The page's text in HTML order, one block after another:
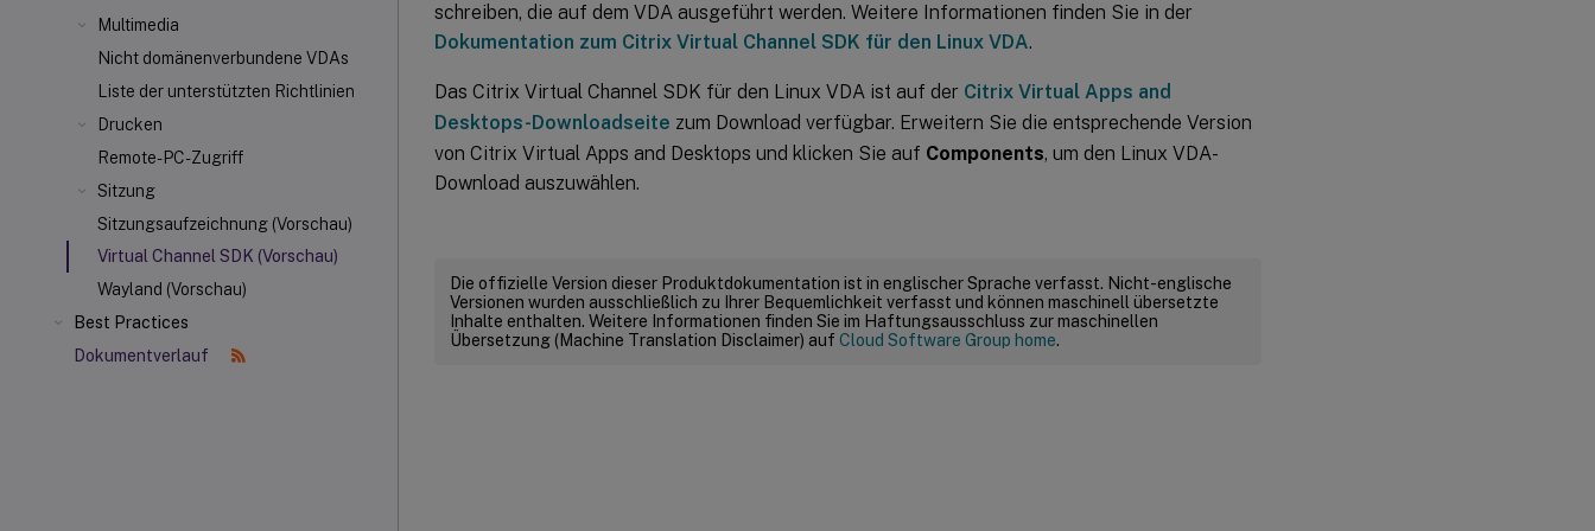
Multimedia
Nicht domänenverbundene VDAs
Liste der unterstützten Richtlinien
Drucken
Remote-PC-Zugriff
Sitzung
Sitzungsaufzeichnung (Vorschau)
Virtual Channel SDK (Vorschau)
Wayland (Vorschau)
Best Practices
Dokumentverlauf
schreiben, die auf dem VDA ausgeführt werden. Weitere Informationen finden Sie in der
Dokumentation zum Citrix Virtual Channel SDK für den Linux VDA.
Das Citrix Virtual Channel SDK für den Linux VDA ist auf der Citrix Virtual Apps and
Desktops-Downloadseite zum Download verfügbar. Erweitern Sie die entsprechende Version
von Citrix Virtual Apps and Desktops und klicken Sie auf Components, um den Linux VDA-
Download auszuwählen.
Die offizielle Version dieser Produktdokumentation ist in englischer Sprache verfasst. Nicht-englische
Versionen wurden ausschließlich zu Ihrer Bequemlichkeit verfasst und können maschinell übersetzte
Inhalte enthalten. Weitere Informationen finden Sie im Haftungsausschluss zur maschinellen
Übersetzung (Machine Translation Disclaimer) auf Cloud Software Group home.